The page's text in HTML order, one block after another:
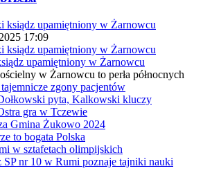
17:09
upamiętniony w Żarnowcu
w Żarnowcu to perła północnych
zgony pacjentów
pyta, Kalkowski kluczy
gra w Tczewie
Gmina Żukowo 2024
to bogata Polska
w sztafetach olimpijskich
nr 10 w Rumi poznaje tajniki nauki